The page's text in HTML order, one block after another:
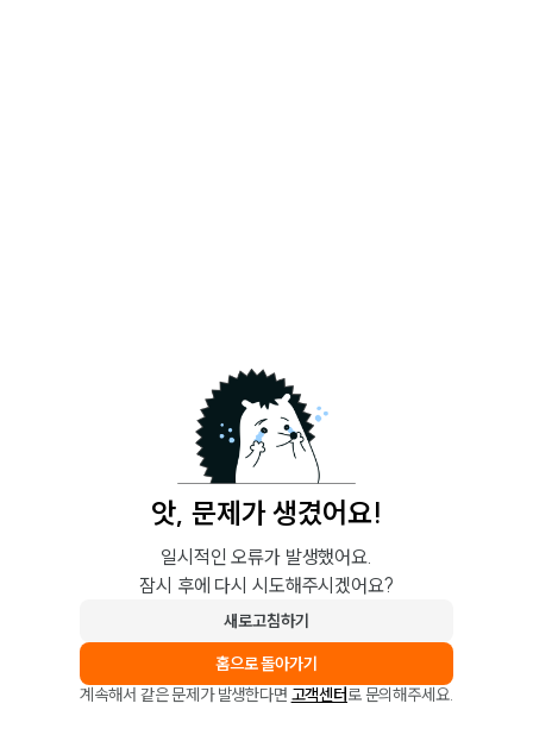
앗, 문제가 생겼어요!
일시적인 오류가 발생했어요.
잠시 후에 다시 시도해주시겠어요?
새로고침하기
홈으로 돌아가기
계속해서 같은 문제가 발생한다면 고객센터로 문의해주세요.